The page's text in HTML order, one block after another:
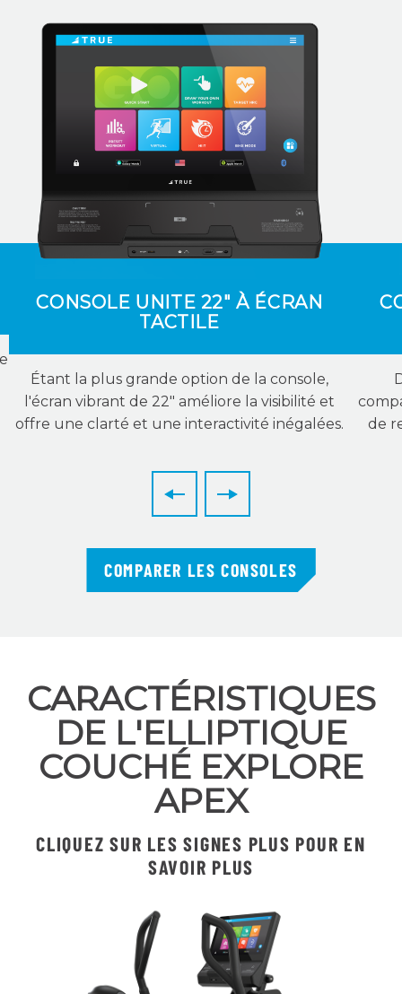
CONSOLE UNITE 22" À ÉCRAN
TACTILE
Étant la plus grande option de la console,
l'écran vibrant de 22″ améliore la visibilité et
offre une clarté et une interactivité inégalées.
de
COMPARER LES CONSOLES
CARACTÉRISTIQUES
DE L'ELLIPTIQUE
COUCHÉ EXPLORE
APEX
CLIQUEZ SUR LES SIGNES PLUS POUR EN
SAVOIR PLUS